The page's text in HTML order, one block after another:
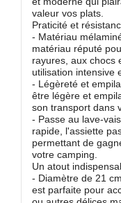
valeur vos plats.
Praticité et
- Matériau
matériau réputé
rayures, aux chocs
utilisation intensive
- Légèreté et
être légère et
son transport dans
- Passe au lave-
rapide, l'assiette
permettant de
votre camping.
Un atout
- Diamètre de 21
est parfaite pour